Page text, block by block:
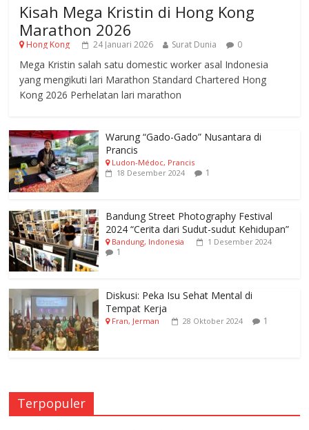
Kisah Mega Kristin di Hong Kong
Marathon 2026
Hong Kong 24 Januari 2026 Surat Dunia 0
Mega Kristin salah satu domestic worker asal Indonesia
yang mengikuti lari Marathon Standard Chartered Hong
Kong 2026 Perhelatan lari marathon
Warung “Gado-Gado” Nusantara di
Prancis
Ludon-Médoc, Prancis
18 Desember 2024
1
Bandung Street Photography Festival
2024 “Cerita dari Sudut-sudut Kehidupan”
Bandung, Indonesia 1 Desember 2024
1
Diskusi: Peka Isu Sehat Mental di
Tempat Kerja
Fran, Jerman 28 Oktober 2024 1
Terpopuler